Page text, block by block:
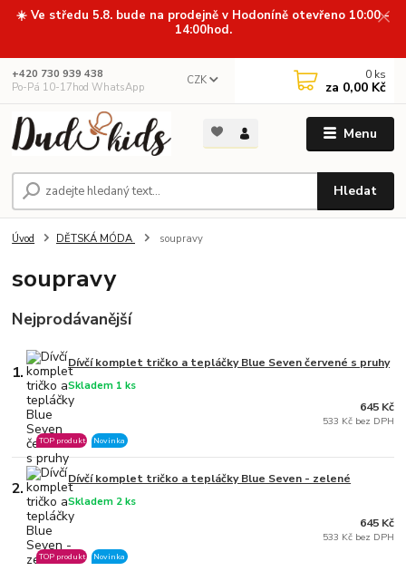
☀️ Ve středu 5.8. bude na prodejně v Hodoníně otevřeno 10:00 -
14:00hod.
Menu
CZK
Hledat
+420 730 939 438
Po-Pá 10-17hod WhatsApp
0 ks
za 0,00 Kč
Úvod DĚTSKÁ MÓDA soupravy
soupravy
Nejprodávanější
1. Dívčí komplet tričko a tepláčky Blue Seven červené s pruhy
Skladem 1 ks
TOP produkt Novinka
645 Kč
533 Kč bez DPH
2. Dívčí komplet tričko a tepláčky Blue Seven - zelené
Skladem 2 ks
TOP produkt Novinka
645 Kč
533 Kč bez DPH